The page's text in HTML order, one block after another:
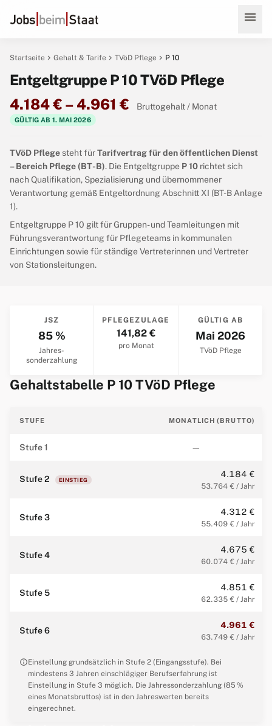
menu
Startseite chevron_right Gehalt & Tarife chevron_right TVöD Pflege chevron_right P 10
Entgeltgruppe P 10 TVöD Pflege
4.184 € – 4.961 €
Bruttogehalt / Monat
GÜLTIG AB 1. MAI 2026
TVöD Pflegesteht fürTarifvertrag für den öffentlichen Dienst
– Bereich Pflege (BT-B). Die Entgeltgruppe P 10 richtet sich
nach Qualifikation, Spezialisierung und übernommener
Verantwortung gemäß Entgeltordnung Abschnitt XI (BT-B Anlage
1).
Entgeltgruppe P 10 gilt für Gruppen- und Teamleitungen mit
Führungsverantwortung für Pflegeteams in kommunalen
Einrichtungen sowie für ständige Vertreterinnen und Vertreter
von Stationsleitungen.
JSZ
85 %
Jahres­
sonderzahlung
PFLEGEZULAGE
141,82 €
pro Monat
GÜLTIG AB
Mai 2026
TVöD Pflege
Gehaltstabelle P 10 TVöD Pflege
STUFE MONATLICH (BRUTTO)
Stufe 1 —
Stufe 2 EINSTIEG
4.184 €
53.764 € / Jahr
Stufe 3
4.312 €
55.409 € / Jahr
Stufe 4
4.675 €
60.074 € / Jahr
Stufe 5
4.851 €
62.335 € / Jahr
Stufe 6
4.961 €
63.749 € / Jahr
infoEinstellung grundsätzlich in Stufe 2 (Eingangsstufe). Bei
mindestens 3 Jahren einschlägiger Berufserfahrung ist
Einstellung in Stufe 3 möglich. Die Jahressonderzahlung (85 %
eines Monatsbruttos) ist in den Jahreswerten bereits
eingerechnet.